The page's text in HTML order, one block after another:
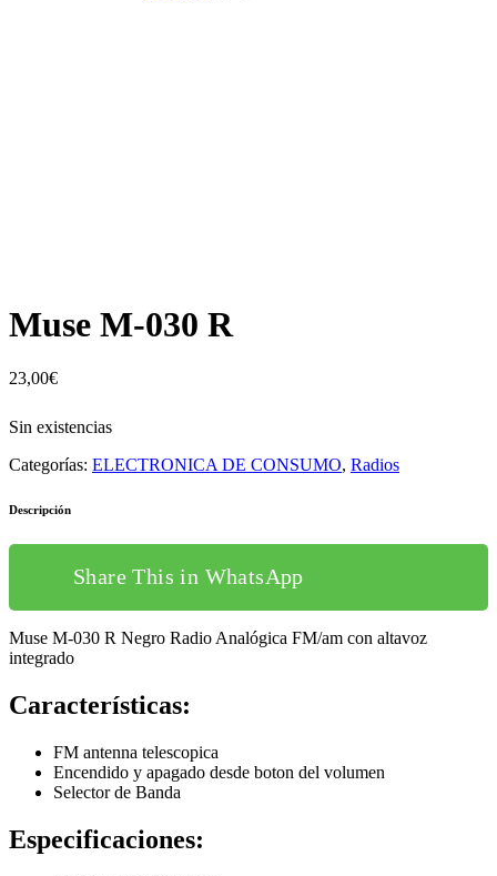
Muse M-030 R
23,00€
Sin existencias
Categorías: ELECTRONICA DE CONSUMO, Radios
Descripción
Share This in WhatsApp
Muse M-030 R Negro Radio Analógica FM/am con altavoz
integrado
Características:
FM antenna telescopica
Encendido y apagado desde boton del volumen
Selector de Banda
Especificaciones: